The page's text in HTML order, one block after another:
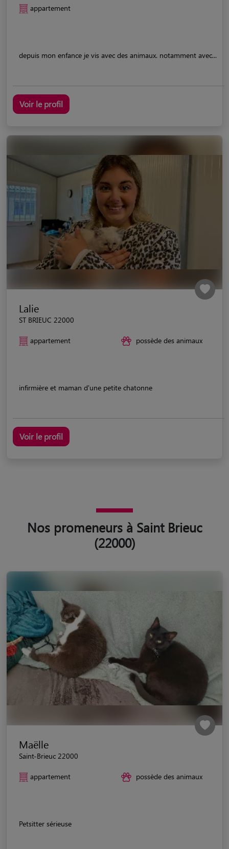
appartement
depuis mon enfance je vis avec des animaux. notamment avec...
Voir le profil
Lalie
ST BRIEUC 22000
appartement possède des animaux
infirmière et maman d'une petite chatonne
Voir le profil
Nos promeneurs à Saint Brieuc
(22000)
Maëlle
Saint-Brieuc 22000
appartement possède des animaux
Petsitter sérieuse